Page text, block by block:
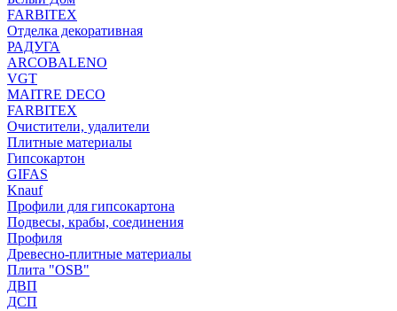
FARBITEX
Отделка декоративная
РАДУГА
ARCOBALENO
VGT
MAITRE DECO
FARBITEX
Очистители, удалители
Плитные материалы
Гипсокартон
GIFAS
Knauf
Профили для гипсокартона
Подвесы, крабы, соединения
Профиля
Древесно-плитные материалы
Плита "OSB"
ДВП
ДСП